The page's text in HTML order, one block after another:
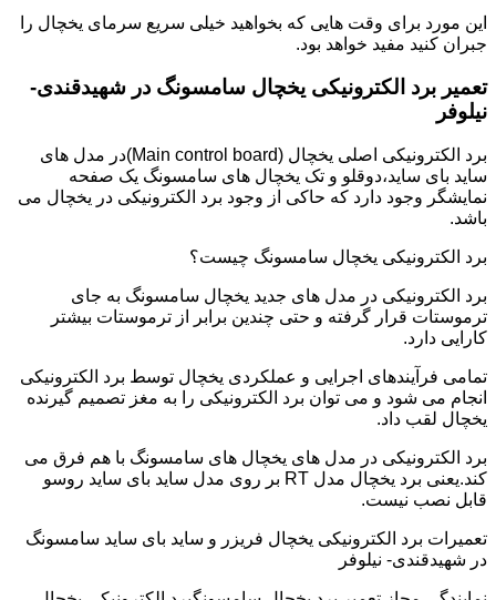
این مورد برای وقت هایی که بخواهید خیلی سریع سرمای یخچال را
جبران کنید مفید خواهد بود.
تعمیر برد الکترونیکی یخچال سامسونگ در شهیدقندی-
نیلوفر
برد الکترونیکی اصلی یخچال (Main control board)در مدل های
ساید بای ساید،دوقلو و تک یخچال های سامسونگ یک صفحه
نمایشگر وجود دارد که حاکی از وجود برد الکترونیکی در یخچال می
باشد.
برد الکترونیکی یخچال سامسونگ چیست؟
برد الکترونیکی در مدل های جدید یخچال سامسونگ به جای
ترموستات قرار گرفته و حتی چندین برابر از ترموستات بیشتر
کارایی دارد.
تمامی فرآیندهای اجرایی و عملکردی یخچال توسط برد الکترونیکی
انجام می شود و می توان برد الکترونیکی را به مغز تصمیم گیرنده
یخچال لقب داد.
برد الکترونیکی در مدل های یخچال های سامسونگ با هم فرق می
کند.یعنی برد یخچال مدل RT بر روی مدل ساید بای ساید روسو
قابل نصب نیست.
تعمیرات برد الکترونیکی یخچال فریزر و ساید بای ساید سامسونگ
در شهیدقندی- نیلوفر